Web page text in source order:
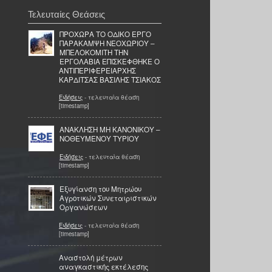
Τελευταίες Θεάσεις
ΠΡΟΧΩΡΑ ΤΟ ΟΔΙΚΟ ΕΡΓΟ
ΠΑΡΑΚΑΜΨΗ ΝΕΟΧΩΡΙΟΥ –
ΜΠΕΛΟΚΟΜΙΤΗ ΤΗΝ
ΕΡΓΟΛΑΒΙΑ ΕΠΙΣΚΕΦΘΗΚΕ Ο
ΑΝΤΙΠΕΡΙΦΕΡΕΙΑΡΧΗΣ
ΚΑΡΔΙΤΣΑΣ ΒΑΣΙΛΗΣ ΤΣΙΑΚΟΣ
Ειδήσεις - τελευταία θέαση
[timestamp]
ΑΝΑΚΛΗΣΗ ΜΗ ΚΑΝΟΝΙΚΟΥ –
ΝΟΘΕΥΜΕΝΟΥ ΤΥΡΙΟΥ
Ειδήσεις - τελευταία θέαση
[timestamp]
Εξυγίανση του Μητρώου
Αγροτικών Συνεταιριστικών
Οργανώσεων
Ειδήσεις - τελευταία θέαση
[timestamp]
Αναστολή μέτρων
αναγκαστικής εκτέλεσης